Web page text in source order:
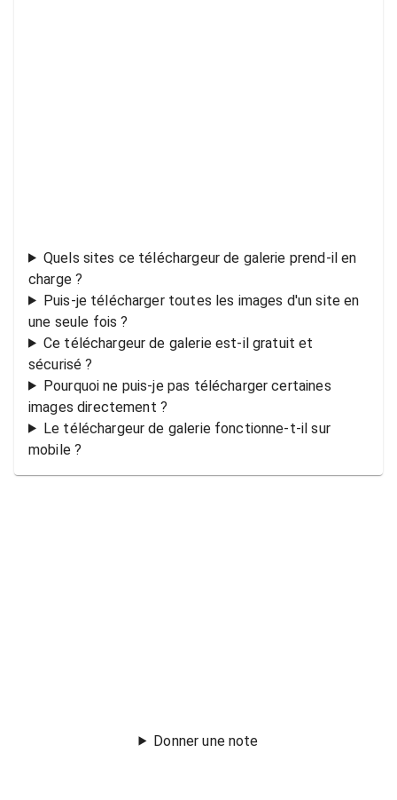
Quels sites ce téléchargeur de galerie prend-il en
charge ?
Puis-je télécharger toutes les images d'un site en
une seule fois ?
Ce téléchargeur de galerie est-il gratuit et
sécurisé ?
Pourquoi ne puis-je pas télécharger certaines
images directement ?
Le téléchargeur de galerie fonctionne-t-il sur
mobile ?
Donner une note